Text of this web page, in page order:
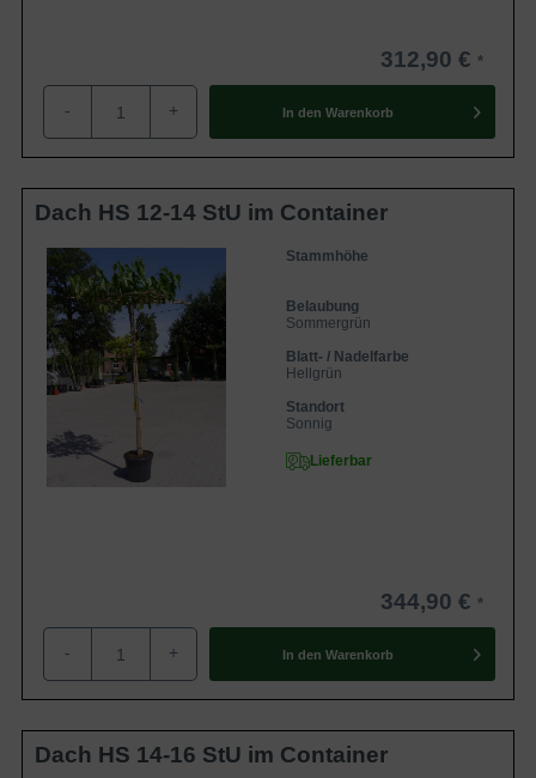
kleinen als auch in großen Gärten
glänzen. Interessanter und malerischer
312,90 €
- + In den Warenkorb
Dach HS 12-14 StU im Container
Stammhöhe
Belaubung
Sommergrün
Blatt- / Nadelfarbe
Hellgrün
Standort
Sonnig
Lieferbar
344,90 €
- + In den Warenkorb
Dach HS 14-16 StU im Container